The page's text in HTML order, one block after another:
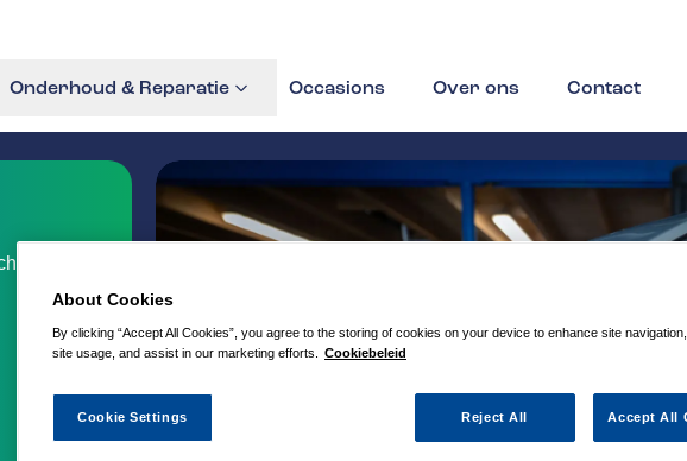
About Cookies
By clicking “Accept All Cookies”, you agree to the storing of cookies on your device to enhance site
site usage, and assist in our marketing efforts.
Cookiebeleid
Reject All Accept All
Cookie Settings
Onderhoud & Reparatie Occasions Over ons Contact
voor